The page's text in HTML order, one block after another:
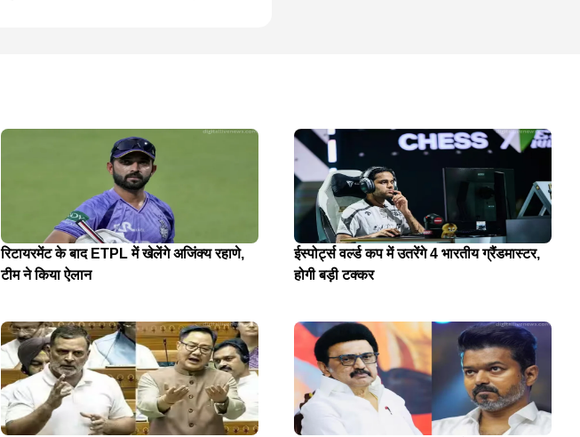
रिटायरमेंट के बाद ETPL में खेलेंगे अजिंक्य रहाणे,
टीम ने किया ऐलान
ईस्पोर्ट्स वर्ल्ड कप में उतरेंगे 4 भारतीय ग्रैंडमास्टर,
होगी बड़ी टक्कर